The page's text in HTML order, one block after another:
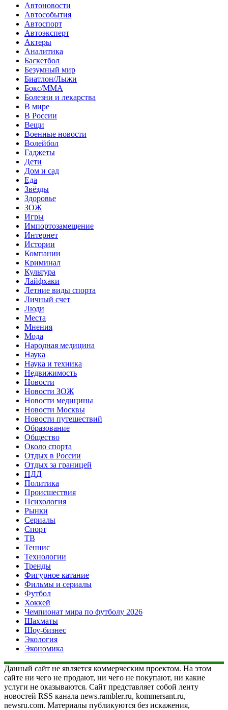
Автоновости
Автособытия
Автоспорт
Автоэксперт
Актеры
Аналитика
Баскетбол
Безумный мир
Биатлон/Лыжи
Бокс/MMA
Болезни и лекарства
В мире
В России
Вещи
Военные новости
Волейбол
Гаджеты
Дети
Дом и сад
Еда
Звёзды
Здоровье
ЗОЖ
Игры
Импортозамещение
Интернет
Истории
Компании
Криминал
Культура
Лайфхаки
Летние виды спорта
Личный счет
Люди
Места
Мнения
Мода
Народная медицина
Наука
Наука и техника
Недвижимость
Новости
Новости ЗОЖ
Новости медицины
Новости Москвы
Новости путешествий
Образование
Общество
Около спорта
Отдых в России
Отдых за границей
ПДД
Политика
Происшествия
Психология
Рынки
Сериалы
Спорт
ТВ
Теннис
Технологии
Тренды
Фигурное катание
Фильмы и сериалы
Футбол
Хоккей
Чемпионат мира по футболу 2026
Шахматы
Шоу-бизнес
Экология
Экономика
Данный сайт не является коммерческим проектом. На этом
сайте ни чего не продают, ни чего не покупают, ни какие
услуги не оказываются. Сайт представляет собой ленту
новостей RSS канала news.rambler.ru, kommersant.ru,
newsru.com. Материалы публикуются без искажения,